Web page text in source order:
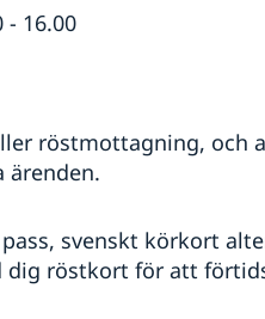
- 16.00
röstmottagning, och
ärenden.
svenskt körkort
röstkort för att